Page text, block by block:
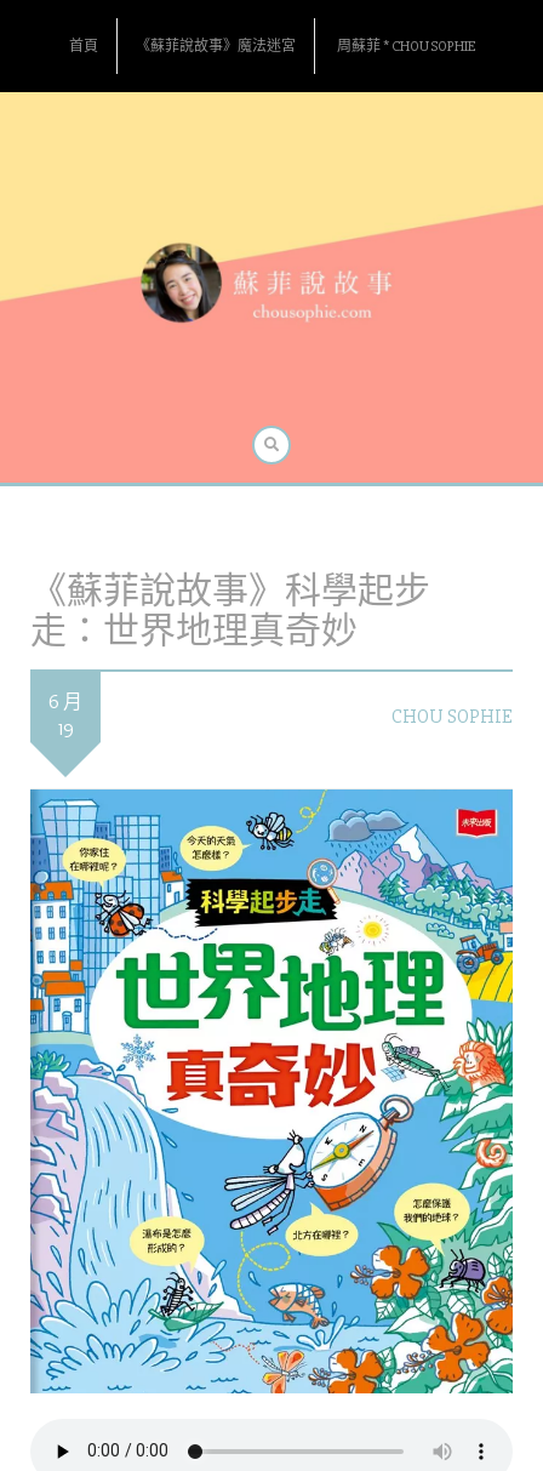
首頁 《蘇菲說故事》魔法迷宮 周蘇菲 * CHOU SOPHIE
《蘇菲說故事》科學起步
走：世界地理真奇妙
6 月
19
CHOU SOPHIE